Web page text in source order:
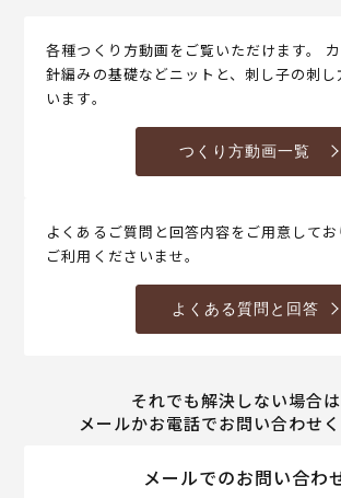
各種つくり方動画をご覧いただけます。
針編みの基礎などニットと、刺し子の刺し
います。
つくり方動画一覧
よくあるご質問と回答内容をご用意して
ご利用くださいませ。
よくある質問と回答
それでも解決しない場合は
メールかお電話でお問い合わせく
メールでのお問い合わ